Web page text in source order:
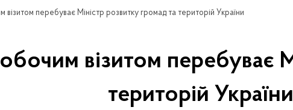
візитом перебуває Міністр розвитку громад та територій України
візитом перебуває
територій України